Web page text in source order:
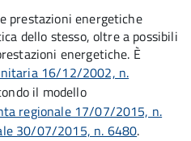
prestazioni energetiche
dello stesso, oltre a possibili
energetiche. È
16/12/2002, n.
il modello
regionale 17/07/2015, n.
30/07/2015, n. 6480.